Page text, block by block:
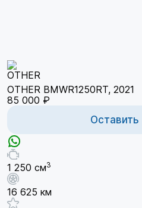
OTHER BMWR1250RT, 2021
85 000 ₽
Оставить
1 250 см3
16 625 км